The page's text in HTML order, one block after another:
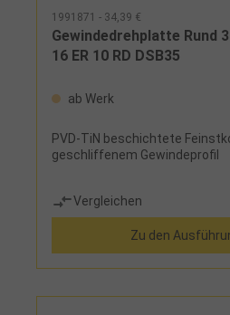
1991871 - 34,39 €
Gewindedrehplatte Rund
16 ER 10 RD DSB35
ab Werk
PVD-TiN beschichtete
geschliffenem Gewindeprofil
Vergleichen
Zu den